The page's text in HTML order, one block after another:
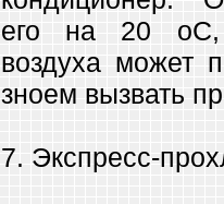
его на 20 оС,
воздуха может
зноем вызвать
7. Экспресс-